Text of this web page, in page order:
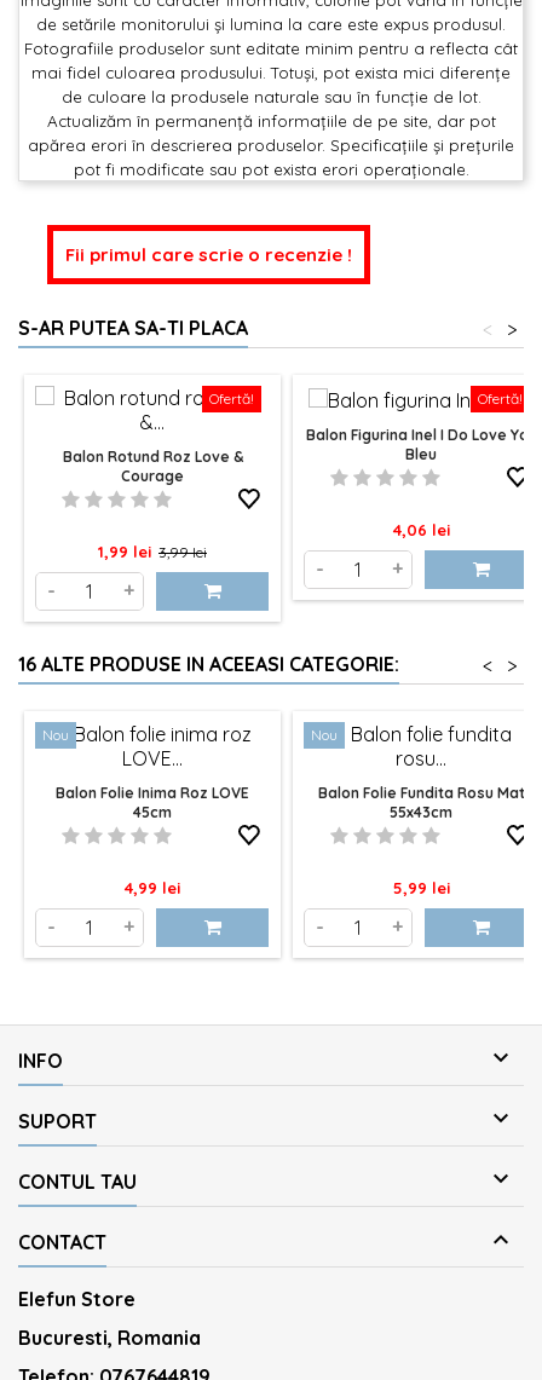
de setările monitorului și lumina la care este expus produsul.
Fotografiile produselor sunt editate minim pentru a reflecta cât
mai fidel culoarea produsului. Totuși, pot exista mici diferențe
de culoare la produsele naturale sau în funcție de lot.
Actualizăm în permanență informațiile de pe site, dar pot
apărea erori în descrierea produselor. Specificațiile și prețurile
pot fi modificate sau pot exista erori operaționale.
Fii primul care scrie o recenzie !
S-AR PUTEA SA-TI PLACA >
<
Ofertă!
Balon Rotund Roz Love &
Courage
Pret
1,99 lei Pret
baza
3,99 lei
- +
Ofertă!
Balon Figurina Inel I Do Love You
Bleu
Pret
4,06 lei
- +
16 ALTE PRODUSE IN ACEEASI CATEGORIE: >
<
Nou
Balon Folie Inima Roz LOVE
45cm
Pret
4,99 lei
- +
Nou
Balon Folie Fundita Rosu Mat
55x43cm
Pret
5,99 lei
- +
INFO 
SUPORT 
CONTUL TAU 
CONTACT 
Elefun Store
Bucuresti, Romania